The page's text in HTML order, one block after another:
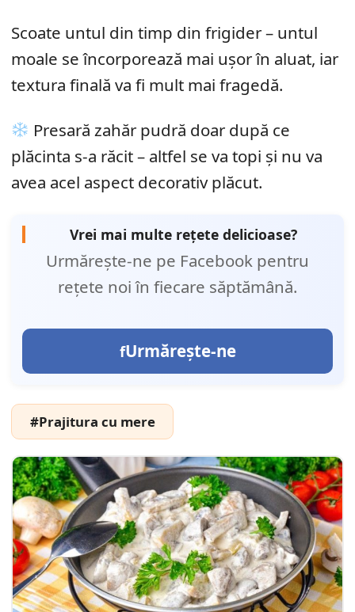
Scoate untul din timp din frigider – untul
moale se încorporează mai ușor în aluat, iar
textura finală va fi mult mai fragedă.
Presară zahăr pudră doar după ce
plăcinta s-a răcit – altfel se va topi și nu va
avea acel aspect decorativ plăcut.
Vrei mai multe rețete delicioase?
Urmărește-ne pe Facebook pentru
rețete noi în fiecare săptămână.
Urmărește-ne
#Prajitura cu mere